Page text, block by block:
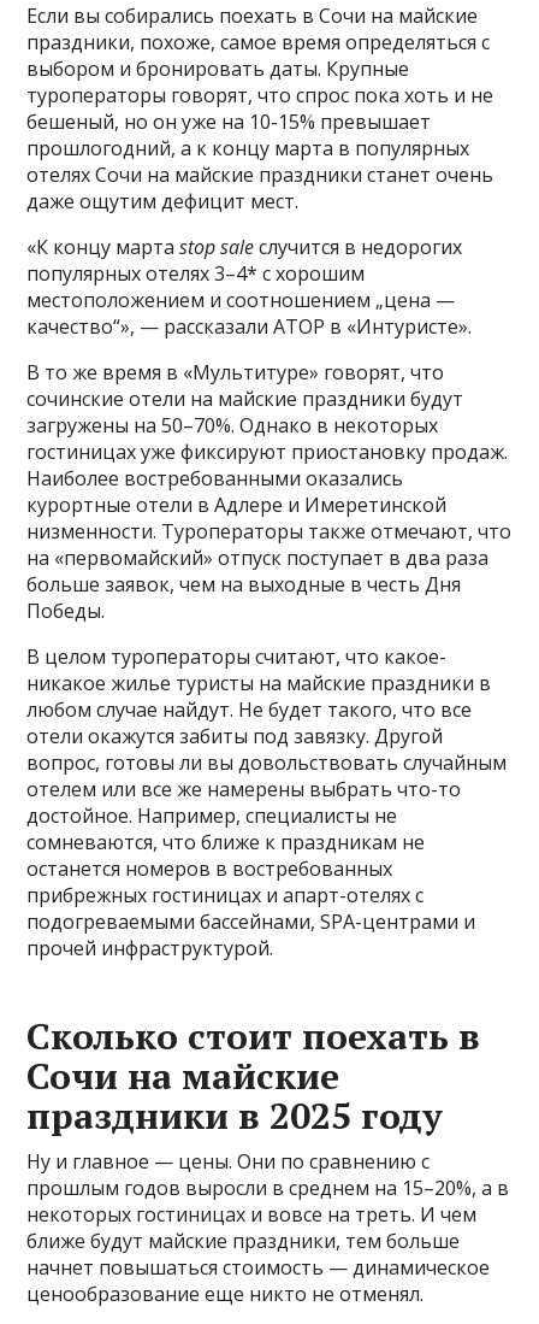
Если вы собирались поехать в Сочи на майские
праздники, похоже, самое время определяться с
выбором и бронировать даты. Крупные
туроператоры говорят, что спрос пока хоть и не
бешеный, но он уже на 10-15% превышает
прошлогодний, а к концу марта в популярных
отелях Сочи на майские праздники станет очень
даже ощутим дефицит мест.
«К концу мартаstop saleслучится в недорогих
популярных отелях 3–4* с хорошим
местоположением и соотношением „цена —
качество“», — рассказали АТОР в «Интуристе».
В то же время в «Мультитуре» говорят, что
сочинские отели на майские праздники будут
загружены на 50–70%. Однако в некоторых
гостиницах уже фиксируют приостановку продаж.
Наиболее востребованными оказались
курортные отели в Адлере и Имеретинской
низменности. Туроператоры также отмечают, что
на «первомайский» отпуск поступает в два раза
больше заявок, чем на выходные в честь Дня
Победы.
В целом туроператоры считают, что какое-
никакое жилье туристы на майские праздники в
любом случае найдут. Не будет такого, что все
отели окажутся забиты под завязку. Другой
вопрос, готовы ли вы довольствовать случайным
отелем или все же намерены выбрать что-то
достойное. Например, специалисты не
сомневаются, что ближе к праздникам не
останется номеров в востребованных
прибрежных гостиницах и апарт-отелях с
подогреваемыми бассейнами, SPA-центрами и
прочей инфраструктурой.
Сколько стоит поехать в
Сочи на майские
праздники в 2025 году
Ну и главное — цены. Они по сравнению с
прошлым годов выросли в среднем на 15–20%, а в
некоторых гостиницах и вовсе на треть. И чем
ближе будут майские праздники, тем больше
начнет повышаться стоимость — динамическое
ценообразование еще никто не отменял.